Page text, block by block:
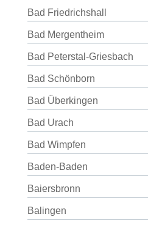
Bad Friedrichshall
Bad Mergentheim
Bad Peterstal-Griesbach
Bad Schönborn
Bad Überkingen
Bad Urach
Bad Wimpfen
Baden-Baden
Baiersbronn
Balingen